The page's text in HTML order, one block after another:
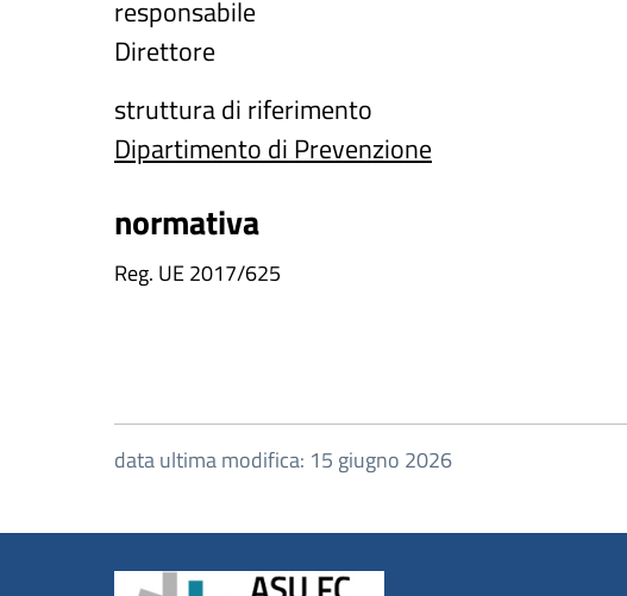
responsabile
Direttore
struttura di riferimento
Dipartimento di Prevenzione
normativa
Reg. UE 2017/625
data ultima modifica: 15 giugno 2026